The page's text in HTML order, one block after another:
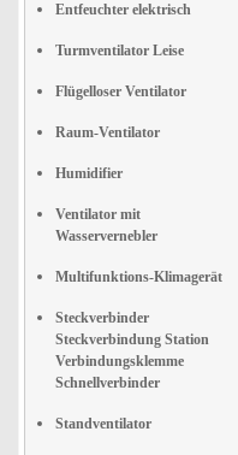
Entfeuchter elektrisch
Turmventilator Leise
Flügelloser Ventilator
Raum-Ventilator
Humidifier
Ventilator mit
Wasservernebler
Multifunktions-Klimagerät
Steckverbinder
Steckverbindung Station
Verbindungsklemme
Schnellverbinder
Standventilator